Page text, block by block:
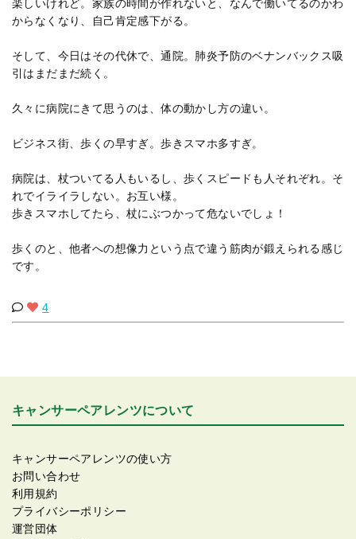
楽しいけれど。家族の時間が作れないと、なんで働いてるのかわ
からなくなり、自己肯定感下がる。
そして、今日はその代休で、通院。肺炎予防のベナンバックス吸
引はまだまだ続く。
久々に病院にきて思うのは、体の動かし方の違い。
ビジネス街、歩くの早すぎ。歩きスマホ多すぎ。
病院は、杖ついてる人もいるし、歩くスピードも人それぞれ。そ
れでイライラしない。お互い様。
歩きスマホしてたら、杖にぶつかって危ないでしょ！
歩くのと、他者への想像力という点で違う筋肉が鍛えられる感じ
です。
4
キャンサーペアレンツについて
キャンサーペアレンツの使い方
お問い合わせ
利用規約
プライバシーポリシー
運営団体